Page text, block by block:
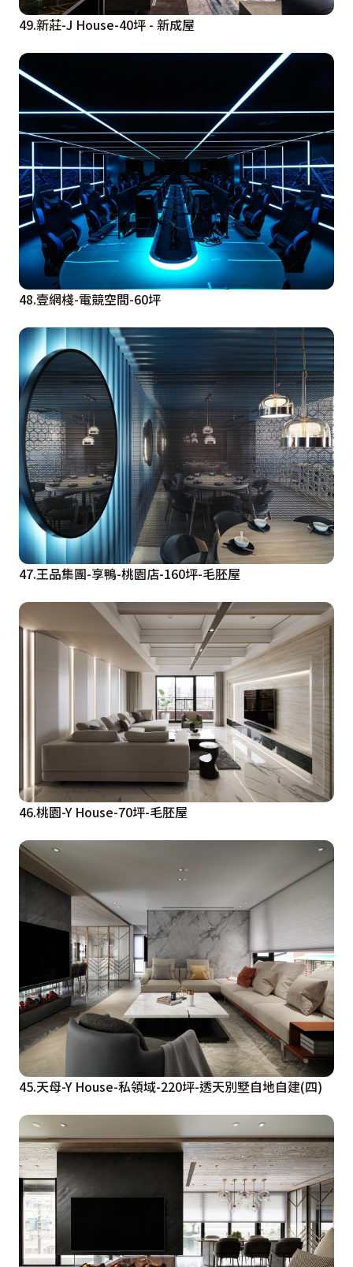
49.新莊-J House-40坪 - 新成屋
48.壹網棧-電競空間-60坪
47.王品集團-享鴨-桃園店-160坪-毛胚屋
46.桃園-Y House-70坪-毛胚屋
45.天母-Y House-私領域-220坪-透天別墅自地自建(四)